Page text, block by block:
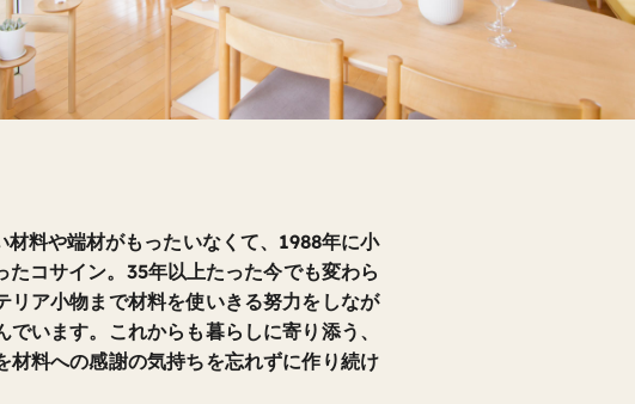
料や端材がもったいなくて、1988年に小
たコサイン。35年以上たった今でも変わら
リア小物まで材料を使いきる努力をしなが
います。これからも暮らしに寄り添う、
材料への感謝の気持ちを忘れずに作り続け